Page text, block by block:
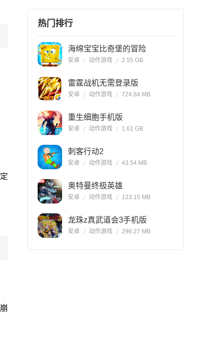
热门排行
海绵宝宝比奇堡的冒险
安卓 动作游戏 2.55 GB
雷霆战机无需登录版
安卓 动作游戏 724.84 MB
重生细胞手机版
安卓 动作游戏 1.61 GB
刺客行动2
安卓 动作游戏 43.54 MB
奥特曼终极英雄
安卓 动作游戏 123.15 MB
龙珠z真武道会3手机版
安卓 动作游戏 296.27 MB